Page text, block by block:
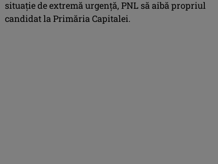
situaţie de extremă urgenţă, PNL să aibă propriul
candidat la Primăria Capitalei.